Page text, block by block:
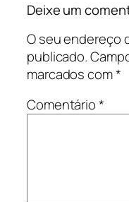
Deixe um
O seu endereço
publicado.
marcados com*
Comentário*